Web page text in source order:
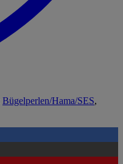
Bügelperlen/Hama/SES,